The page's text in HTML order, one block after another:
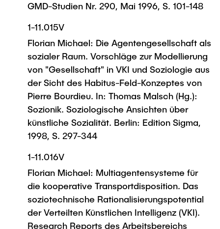
GMD-Studien Nr. 290, Mai 1996, S. 101-148
1-11.015V
Florian Michael: Die Agentengesellschaft als
sozialer Raum. Vorschläge zur Modellierung
von "Gesellschaft" in VKI und Soziologie aus
der Sicht des Habitus-Feld-Konzeptes von
Pierre Bourdieu. In: Thomas Malsch (Hg.):
Sozionik. Soziologische Ansichten über
künstliche Sozialität. Berlin: Edition Sigma,
1998, S. 297-344
1-11.016V
Florian Michael: Multiagentensysteme für
die kooperative Transportdisposition. Das
soziotechnische Rationalisierungspotential
der Verteilten Künstlichen Intelligenz (VKI).
Research Reports des Arbeitsbereichs